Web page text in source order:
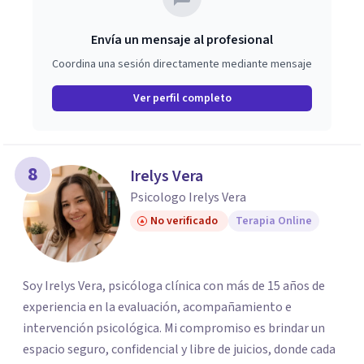
Envía un mensaje al profesional
Coordina una sesión directamente mediante mensaje
Ver perfil completo
8 Irelys Vera
Psicologo Irelys Vera
No verificado Terapia Online
Soy Irelys Vera, psicóloga clínica con más de 15 años de
experiencia en la evaluación, acompañamiento e
intervención psicológica. Mi compromiso es brindar un
espacio seguro, confidencial y libre de juicios, donde cada